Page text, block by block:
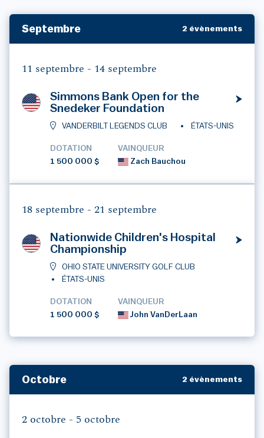
Septembre 2 évènements
11 septembre - 14 septembre
Simmons Bank Open for the
Snedeker Foundation
VANDERBILT LEGENDS CLUB ÉTATS-UNIS
DOTATION
1 500 000 $
VAINQUEUR
Zach Bauchou
18 septembre - 21 septembre
Nationwide Children's Hospital
Championship
OHIO STATE UNIVERSITY GOLF CLUB
ÉTATS-UNIS
DOTATION
1 500 000 $
VAINQUEUR
John VanDerLaan
Octobre 2 évènements
2 octobre - 5 octobre